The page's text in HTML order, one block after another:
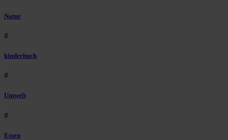
Natur
#
kinderbuch
#
Umwelt
#
Essen